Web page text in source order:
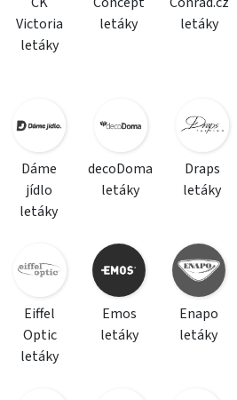
Victoria
letáky
letáky
letáky
Dáme
jídlo
letáky
decoDoma
letáky
Draps
letáky
Eiffel
Optic
letáky
Emos
letáky
Enapo
letáky